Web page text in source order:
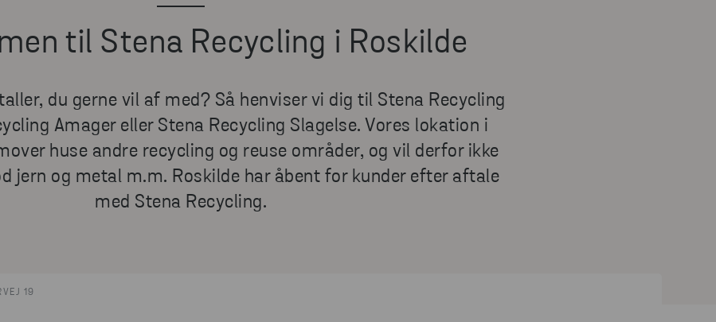
til Stena Recycling i Roskilde
du gerne vil af med? Så henviser vi dig til Stena Recycling
Amager eller Stena Recycling Slagelse. Vores lokation i
huse andre recycling og reuse områder, og vil derfor ikke
jern og metal m.m. Roskilde har åbent for kunder efter aftale
med Stena Recycling.
19